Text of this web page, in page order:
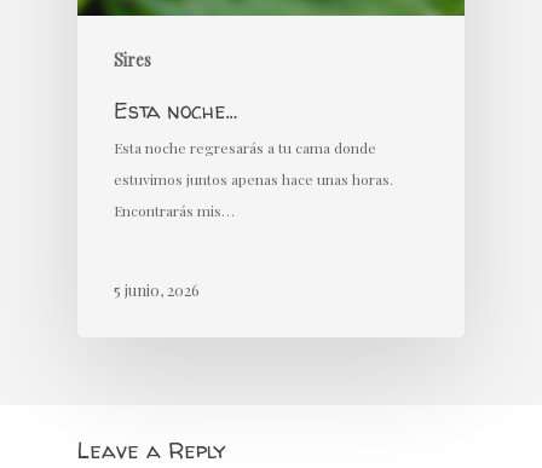
Sires
Esta noche…
Esta noche regresarás a tu cama donde
estuvimos juntos apenas hace unas horas.
Encontrarás mis…
5 junio, 2026
Leave a Reply